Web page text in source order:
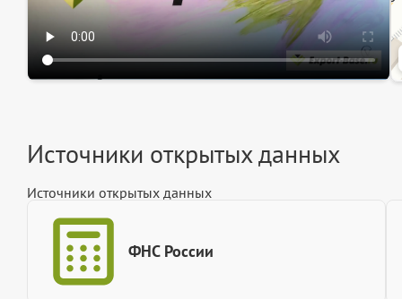
Источники открытых данных
Источники открытых данных
ФНС России